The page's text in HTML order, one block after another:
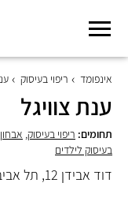
אינפומד ריפוי בעיסוק
ענת צוויגל
תחומים: ריפוי בעיסוק,
בעיסוק לילדים
דוד אבידן 12, תל אביב - יפו